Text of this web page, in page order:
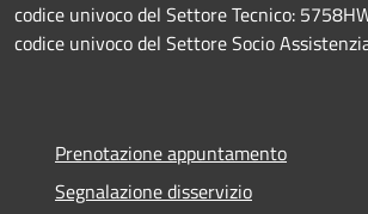
codice univoco del Settore Tecnico:
codice univoco del Settore Socio
Prenotazione appuntamento
Segnalazione disservizio